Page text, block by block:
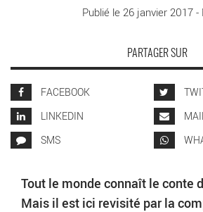
Publié le 26 janvier 2017 -
PARTAGER SUR
FACEBOOK
LINKEDIN
MAIL
SMS
Tout le monde connaît le conte
Mais il est ici revisité par la